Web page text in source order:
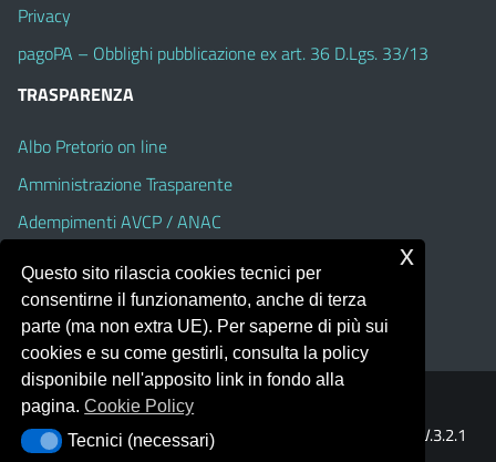
Privacy
pagoPA – Obblighi pubblicazione ex art. 36 D.Lgs. 33/13
TRASPARENZA
Albo Pretorio on line
Amministrazione Trasparente
Adempimenti AVCP / ANAC
Accesso Civico
Dichiarazione di accessibilità
Portale realizzato con la piattaforma
Template Italia configurato sul tema accessibile
V.3.2.1
Questo sito rilascia cookies tecnici per
consentirne il funzionamento, anche di terza
parte (ma non extra UE). Per saperne di più sui
cookies e su come gestirli, consulta la policy
disponibile nell'apposito link in fondo alla
pagina.Cookie Policy
Tecnici (necessari)
Tecnici (necessari)
x